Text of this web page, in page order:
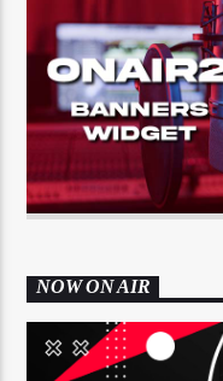
NOW ON AIR